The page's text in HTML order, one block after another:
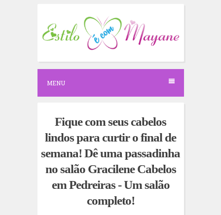
c
o
e
MENU
Fique com seus cabelos
lindos para curtir o final de
semana! Dê uma passadinha
no salão Gracilene Cabelos
em Pedreiras - Um salão
completo!